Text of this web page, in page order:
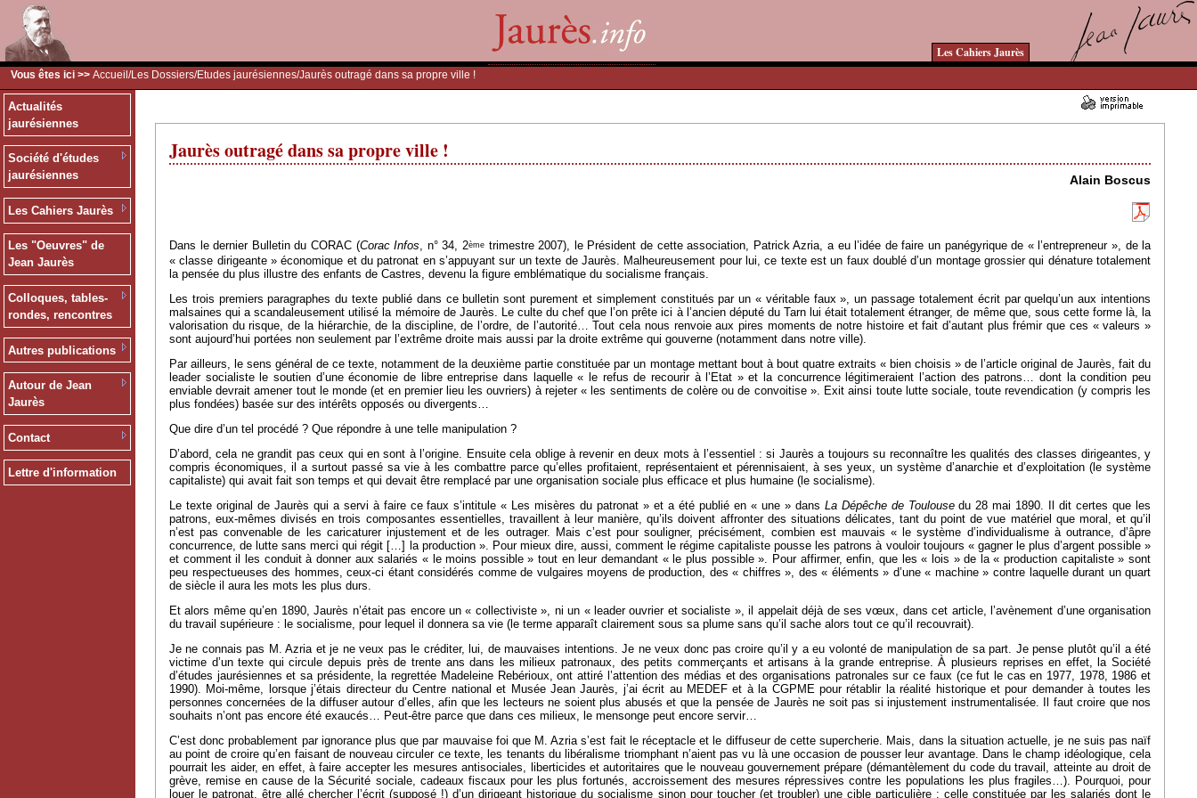
Les Cahiers Jaurès
Vous êtes ici >> Accueil /Les Dossiers/Etudes jaurésiennes/Jaurès outragé dans sa propre ville !
Actualités
jaurésiennes
Société d'études
jaurésiennes
Les Cahiers Jaurès
Les "Oeuvres" de
Jean Jaurès
Colloques, tables-
rondes, rencontres
Autres publications
Autour de Jean
Jaurès
Contact
Lettre d'information
Jaurès outragé dans sa propre ville !
Alain Boscus
Dans le dernier Bulletin du CORAC (Corac Infos , n° 34, 2èmetrimestre 2007), le Président de cette association, Patrick Azria, a eu l’idée de faire un panégyrique de « l’entrepreneur », de la
« classe dirigeante » économique et du patronat en s’appuyant sur un texte de Jaurès. Malheureusement pour lui, ce texte est un faux doublé d’un montage grossier qui dénature totalement
la pensée du plus illustre des enfants de Castres, devenu la figure emblématique du socialisme français.
Les trois premiers paragraphes du texte publié dans ce bulletin sont purement et simplement constitués par un « véritable faux », un passage totalement écrit par quelqu’un aux intentions
malsaines qui a scandaleusement utilisé la mémoire de Jaurès. Le culte du chef que l’on prête ici à l’ancien député du Tarn lui était totalement étranger, de même que, sous cette forme là, la
valorisation du risque, de la hiérarchie, de la discipline, de l’ordre, de l’autorité… Tout cela nous renvoie aux pires moments de notre histoire et fait d’autant plus frémir que ces « valeurs »
sont aujourd’hui portées non seulement par l’extrême droite mais aussi par la droite extrême qui gouverne (notamment dans notre ville).
Par ailleurs, le sens général de ce texte, notamment de la deuxième partie constituée par un montage mettant bout à bout quatre extraits « bien choisis » de l’article original de Jaurès, fait du
leader socialiste le soutien d’une économie de libre entreprise dans laquelle « le refus de recourir à l’Etat » et la concurrence légitimeraient l’action des patrons… dont la condition peu
enviable devrait amener tout le monde (et en premier lieu les ouvriers) à rejeter « les sentiments de colère ou de convoitise ». Exit ainsi toute lutte sociale, toute revendication (y compris les
plus fondées) basée sur des intérêts opposés ou divergents…
Que dire d’un tel procédé ? Que répondre à une telle manipulation ?
D’abord, cela ne grandit pas ceux qui en sont à l’origine. Ensuite cela oblige à revenir en deux mots à l’essentiel : si Jaurès a toujours su reconnaître les qualités des classes dirigeantes, y
compris économiques, il a surtout passé sa vie à les combattre parce qu’elles profitaient, représentaient et pérennisaient, à ses yeux, un système d’anarchie et d’exploitation (le système
capitaliste) qui avait fait son temps et qui devait être remplacé par une organisation sociale plus efficace et plus humaine (le socialisme).
Le texte original de Jaurès qui a servi à faire ce faux s’intitule « Les misères du patronat » et a été publié en « une » dans La Dépêche de Toulousedu 28 mai 1890. Il dit certes que les
patrons, eux-mêmes divisés en trois composantes essentielles, travaillent à leur manière, qu’ils doivent affronter des situations délicates, tant du point de vue matériel que moral, et qu’il
n’est pas convenable de les caricaturer injustement et de les outrager. Mais c’est pour souligner, précisément, combien est mauvais « le système d’individualisme à outrance, d’âpre
concurrence, de lutte sans merci qui régit […] la production ». Pour mieux dire, aussi, comment le régime capitaliste pousse les patrons à vouloir toujours « gagner le plus d’argent possible »
et comment il les conduit à donner aux salariés « le moins possible » tout en leur demandant « le plus possible ». Pour affirmer, enfin, que les « lois » de la « production capitaliste » sont
peu respectueuses des hommes, ceux-ci étant considérés comme de vulgaires moyens de production, des « chiffres », des « éléments » d’une « machine » contre laquelle durant un quart
de siècle il aura les mots les plus durs.
Et alors même qu’en 1890, Jaurès n’était pas encore un « collectiviste », ni un « leader ouvrier et socialiste », il appelait déjà de ses vœux, dans cet article, l’avènement d’une organisation
du travail supérieure : le socialisme, pour lequel il donnera sa vie (le terme apparaît clairement sous sa plume sans qu’il sache alors tout ce qu’il recouvrait).
Je ne connais pas M. Azria et je ne veux pas le créditer, lui, de mauvaises intentions. Je ne veux donc pas croire qu’il y a eu volonté de manipulation de sa part. Je pense plutôt qu’il a été
victime d’un texte qui circule depuis près de trente ans dans les milieux patronaux, des petits commerçants et artisans à la grande entreprise. À plusieurs reprises en effet, la Société
d’études jaurésiennes et sa présidente, la regrettée Madeleine Rebérioux, ont attiré l’attention des médias et des organisations patronales sur ce faux (ce fut le cas en 1977, 1978, 1986 et
1990). Moi-même, lorsque j’étais directeur du Centre national et Musée Jean Jaurès, j’ai écrit au MEDEF et à la CGPME pour rétablir la réalité historique et pour demander à toutes les
personnes concernées de la diffuser autour d’elles, afin que les lecteurs ne soient plus abusés et que la pensée de Jaurès ne soit pas si injustement instrumentalisée. Il faut croire que nos
souhaits n’ont pas encore été exaucés… Peut-être parce que dans ces milieux, le mensonge peut encore servir…
C’est donc probablement par ignorance plus que par mauvaise foi que M. Azria s’est fait le réceptacle et le diffuseur de cette supercherie. Mais, dans la situation actuelle, je ne suis pas naïf
au point de croire qu’en faisant de nouveau circuler ce texte, les tenants du libéralisme triomphant n’aient pas vu là une occasion de pousser leur avantage. Dans le champ idéologique, cela
pourrait les aider, en effet, à faire accepter les mesures antisociales, liberticides et autoritaires que le nouveau gouvernement prépare (démantèlement du code du travail, atteinte au droit de
grève, remise en cause de la Sécurité sociale, cadeaux fiscaux pour les plus fortunés, accroissement des mesures répressives contre les populations les plus fragiles…). Pourquoi, pour
louer le patronat, être allé chercher l’écrit (supposé !) d’un dirigeant historique du socialisme sinon pour toucher (et troubler) une cible particulière : celle constituée par les salariés dont le